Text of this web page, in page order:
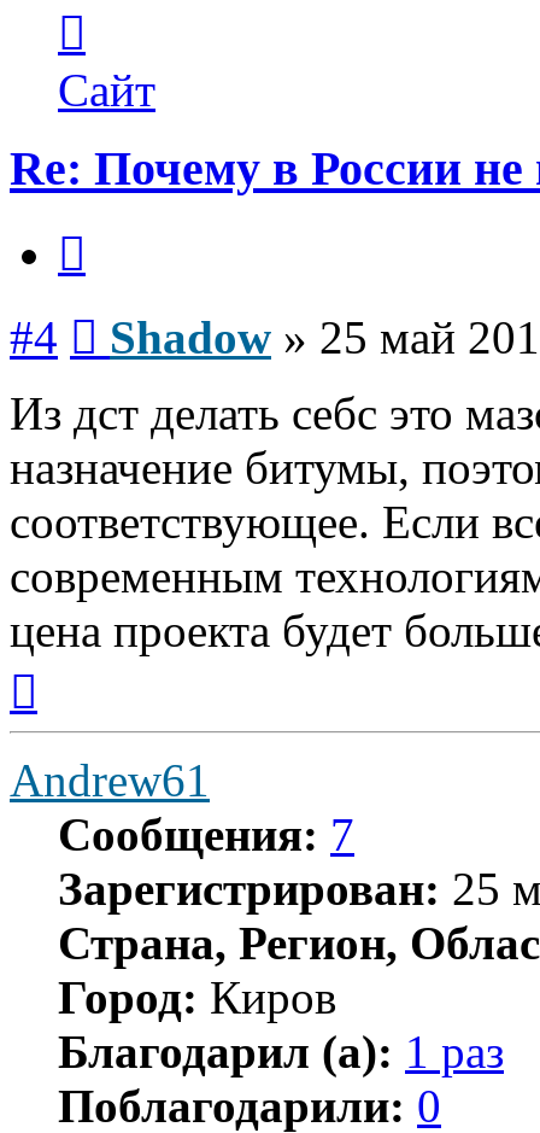
пользователя
Shadow
Сайт
Re: Почему в России не
#4 Shadow » 25 май
Из дст делать себс это
назначение битумы,
соответствующее. Если
современным
цена проекта будет
началу
Andrew61
Сообщения: 7
Зарегистрирован: 25
Страна, Регион,
Город: Киров
Благодарил (а): 1 раз
Поблагодарили: 0